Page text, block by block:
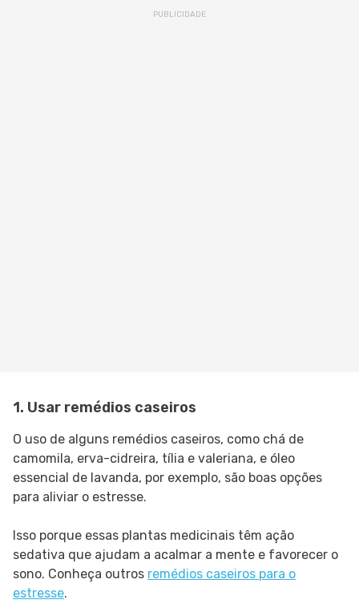
1. Usar remédios caseiros
O uso de alguns remédios caseiros, como chá de
camomila, erva-cidreira, tília e valeriana, e óleo
essencial de lavanda, por exemplo, são boas opções
para aliviar o estresse.
Isso porque essas plantas medicinais têm ação
sedativa que ajudam a acalmar a mente e favorecer o
sono. Conheça outros remédios caseiros para o
estresse.